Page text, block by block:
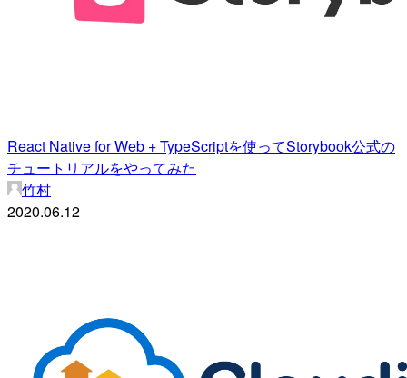
React Native for Web + TypeScriptを使ってStorybook公式の
チュートリアルをやってみた
竹村
2020.06.12